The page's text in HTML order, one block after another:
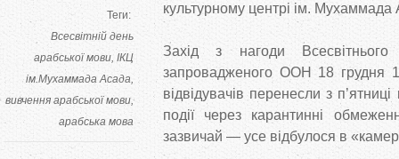
Теги:
Всесвітній день
арабської мови ІКЦ
ім.Мухаммада Асада
вивчення арабської мови
арабська мова
культурному центрі ім. Мухаммада
Захід з нагоди
запровадженого ООН 18 грудня
відвідувачів перенесли з
події через карантинні
зазвичай — усе відбулося в